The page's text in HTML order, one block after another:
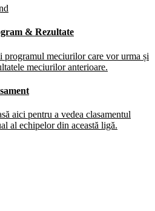
& Rezultate
programul meciurilor care vor urma și
meciurilor anterioare.
aici pentru a vedea clasamentul
al echipelor din această ligă.